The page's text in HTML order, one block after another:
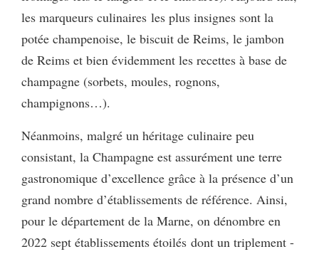
les marqueurs culinaires les plus insignes sont la
potée champenoise, le biscuit de Reims, le jambon
de Reims et bien évidemment les recettes à base de
champagne (sorbets, moules, rognons,
champignons…).
Néanmoins, malgré un héritage culinaire peu
consistant, la Champagne est assurément une terre
gastronomique d’excellence grâce à la présence d’un
grand nombre d’établissements de référence. Ainsi,
pour le département de la Marne, on dénombre en
2022 sept établissements étoilés dont un triplement -